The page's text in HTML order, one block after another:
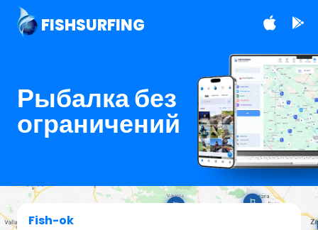
FISHSURFING
Рыбалка без
ограничений
Fish-ok